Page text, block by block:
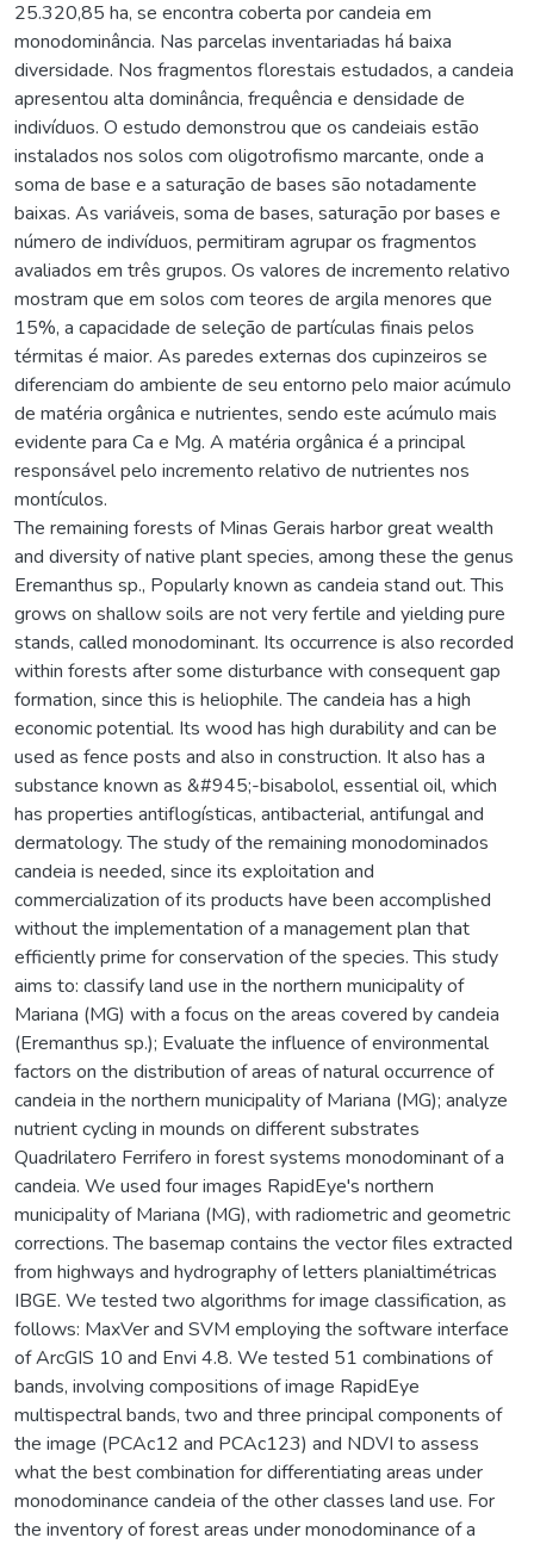
25.320,85 ha, se encontra coberta por candeia em
monodominância. Nas parcelas inventariadas há baixa
diversidade. Nos fragmentos florestais estudados, a candeia
apresentou alta dominância, frequência e densidade de
indivíduos. O estudo demonstrou que os candeiais estão
instalados nos solos com oligotrofismo marcante, onde a
soma de base e a saturação de bases são notadamente
baixas. As variáveis, soma de bases, saturação por bases e
número de indivíduos, permitiram agrupar os fragmentos
avaliados em três grupos. Os valores de incremento relativo
mostram que em solos com teores de argila menores que
15%, a capacidade de seleção de partículas finais pelos
térmitas é maior. As paredes externas dos cupinzeiros se
diferenciam do ambiente de seu entorno pelo maior acúmulo
de matéria orgânica e nutrientes, sendo este acúmulo mais
evidente para Ca e Mg. A matéria orgânica é a principal
responsável pelo incremento relativo de nutrientes nos
montículos.
The remaining forests of Minas Gerais harbor great wealth
and diversity of native plant species, among these the genus
Eremanthus sp., Popularly known as candeia stand out. This
grows on shallow soils are not very fertile and yielding pure
stands, called monodominant. Its occurrence is also recorded
within forests after some disturbance with consequent gap
formation, since this is heliophile. The candeia has a high
economic potential. Its wood has high durability and can be
used as fence posts and also in construction. It also has a
substance known as &#945;-bisabolol, essential oil, which
has properties antiflogísticas, antibacterial, antifungal and
dermatology. The study of the remaining monodominados
candeia is needed, since its exploitation and
commercialization of its products have been accomplished
without the implementation of a management plan that
efficiently prime for conservation of the species. This study
aims to: classify land use in the northern municipality of
Mariana (MG) with a focus on the areas covered by candeia
(Eremanthus sp.); Evaluate the influence of environmental
factors on the distribution of areas of natural occurrence of
candeia in the northern municipality of Mariana (MG); analyze
nutrient cycling in mounds on different substrates
Quadrilatero Ferrifero in forest systems monodominant of a
candeia. We used four images RapidEye's northern
municipality of Mariana (MG), with radiometric and geometric
corrections. The basemap contains the vector files extracted
from highways and hydrography of letters planialtimétricas
IBGE. We tested two algorithms for image classification, as
follows: MaxVer and SVM employing the software interface
of ArcGIS 10 and Envi 4.8. We tested 51 combinations of
bands, involving compositions of image RapidEye
multispectral bands, two and three principal components of
the image (PCAc12 and PCAc123) and NDVI to assess
what the best combination for differentiating areas under
monodominance candeia of the other classes land use. For
the inventory of forest areas under monodominance of a